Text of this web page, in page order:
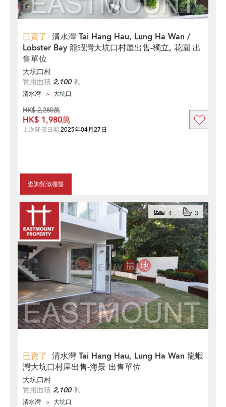
已賣了 清水灣 Tai Hang Hau, Lung Ha Wan /
Lobster Bay 龍蝦灣大坑口村屋出售-獨立, 花園 出
售單位
大坑口村
實用面積 2,100呎
清水灣 大坑口
查詢類似樓盤
HK$ 2,280萬
HK$ 1,980萬
上次降價日期 2025年04月27日
已賣了 清水灣 Tai Hang Hau, Lung Ha Wan 龍蝦
灣大坑口村屋出售-海景 出售單位
4 3
大坑口村
實用面積 2,100呎
清水灣 大坑口